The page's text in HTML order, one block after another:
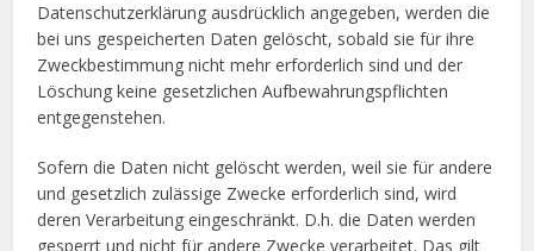
Datenschutzerklärung ausdrücklich angegeben, werden die
bei uns gespeicherten Daten gelöscht, sobald sie für ihre
Zweckbestimmung nicht mehr erforderlich sind und der
Löschung keine gesetzlichen Aufbewahrungspflichten
entgegenstehen.
Sofern die Daten nicht gelöscht werden, weil sie für andere
und gesetzlich zulässige Zwecke erforderlich sind, wird
deren Verarbeitung eingeschränkt. D.h. die Daten werden
gesperrt und nicht für andere Zwecke verarbeitet. Das gilt